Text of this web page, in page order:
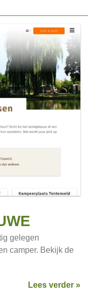
gelegen
camper. Bekijk de
Lees verder »